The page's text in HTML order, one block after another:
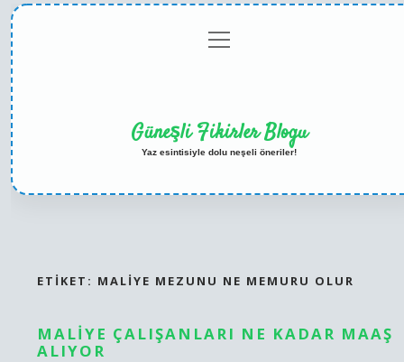
menüyü
aç
Güneşli Fikirler Blogu
Yaz esintisiyle dolu neşeli öneriler!
ETIKET: MALIYE MEZUNU NE MEMURU OLUR
MALIYE ÇALIŞANLARI NE KADAR MAAŞ
ALIYOR